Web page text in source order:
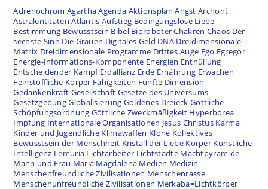
Adrenochrom AgarthaAgenda Aktionsplan Angst Archont
Astralentitäten Atlantis Aufstieg Bedingungslose Liebe
Bestimmung Bewusstsein Bibel BioroboterChakren Chaos Der
sechste Sinn Die Grauen Digitales Geld DNA Dreidimensionale
Matrix Dreidimensionale Programme Drittes Auge Ego Egregor
Energie-Informations-Komponente Energien Enthüllung
Entscheidender Kampf Erdallianz Erde Ernährung Erwachen
Feinstoffliche Körper Fähigkeiten Fünfte Dimension
Gedankenkraft Gesellschaft Gesetze des Universums
GesetzgebungGlobalisierung Goldenes Dreieck Göttliche
Schöpfungsordnung Göttliche Zweckmäßigkeit Hyperborea
Impfung Internationale Organisationen Jesus Christus Karma
Kinder und Jugendliche Klimawaffen Klone Kollektives
Bewusstsein der Menschheit Kristall der Liebe Körper Künstliche
Intelligenz Lemuria Lichtarbeiter Lichtstädte Machtpyramide
Mann und Frau Maria Magdalena Medien Medizin
Menschenfreundliche Zivilisationen Menschenrasse
Menschenunfreundliche Zivilisationen Merkaba=Lichtkörper